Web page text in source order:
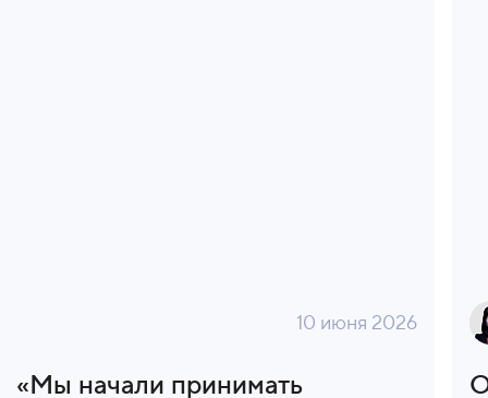
10 июня 2026
«Мы начали принимать